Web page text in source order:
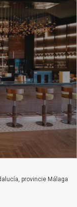
provincie Málaga